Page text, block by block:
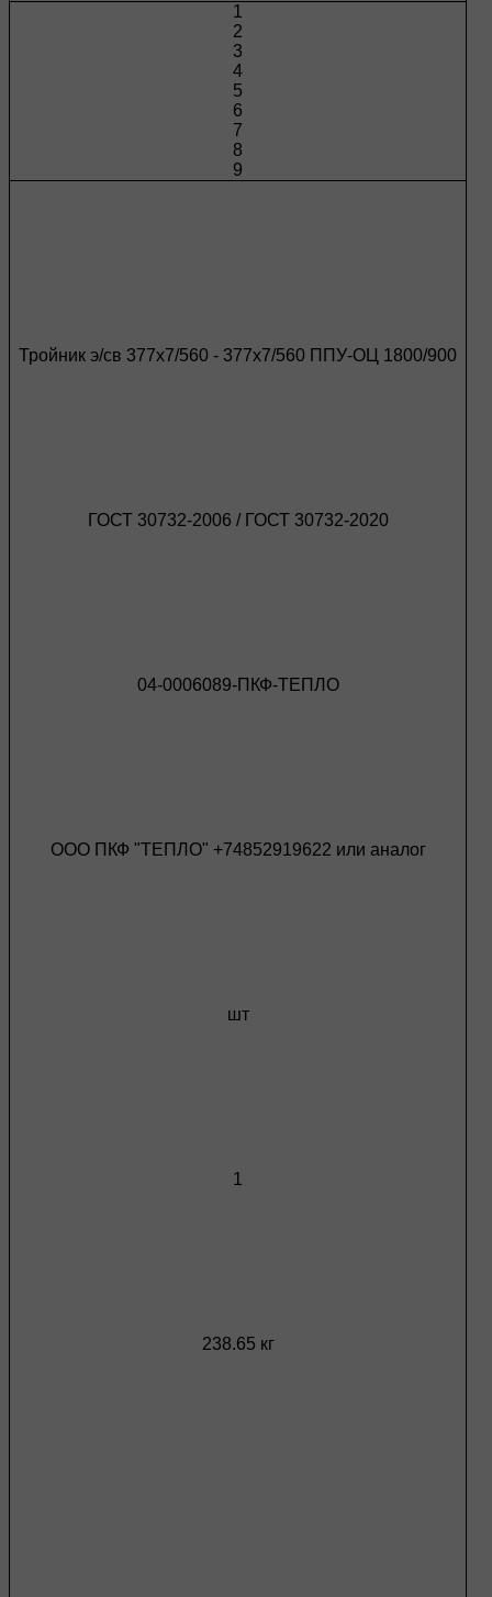
1
2
3
4
5
6
7
8
9
Тройник э/св 377х7/560 - 377х7/560 ППУ-ОЦ 1800/900
ГОСТ 30732-2006 / ГОСТ 30732-2020
04-0006089-ПКФ-ТЕПЛО
ООО ПКФ "ТЕПЛО" +74852919622 или аналог
шт
1
238.65 кг